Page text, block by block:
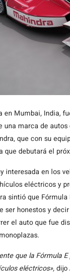
en Mumbai, India,
una marca de
que con su
que debutará el
interesada en los
eléctricos y
sintió que
ser honestos y
el auto que fue
que la Fórmula
eléctricos»,dijo